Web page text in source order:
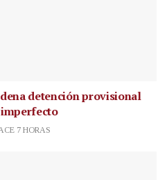
detención provisional
7 HORAS